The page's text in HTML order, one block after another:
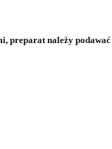
preparat należy podawać